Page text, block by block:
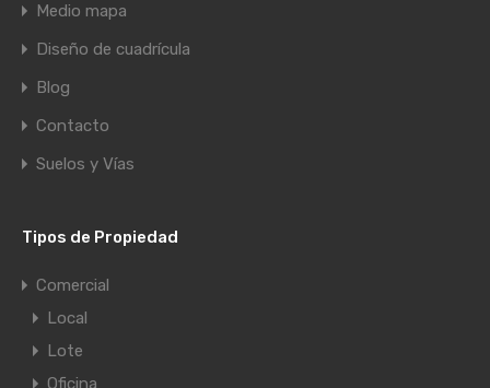
Medio mapa
Diseño de cuadrícula
Blog
Contacto
Suelos y Vías
Tipos de Propiedad
Comercial
Local
Lote
Oficina